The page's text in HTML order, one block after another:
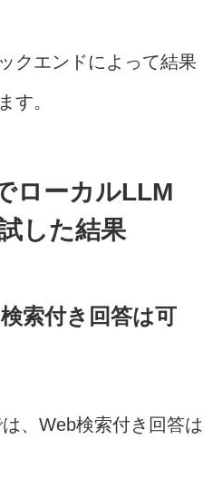
クエンドによって結果
す。
ローカルLLM
した結果
索付き回答は可
、Web検索付き回答は